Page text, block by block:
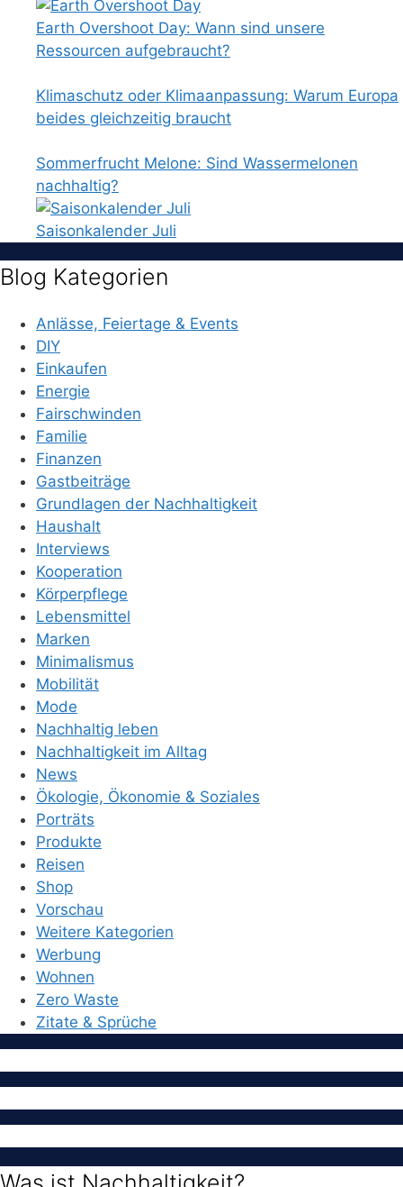
Earth Overshoot Day: Wann sind unsere
Ressourcen aufgebraucht?
Klimaschutz oder Klimaanpassung: Warum Europa
beides gleichzeitig braucht
Sommerfrucht Melone: Sind Wassermelonen
nachhaltig?
Saisonkalender Juli
Blog Kategorien
Anlässe, Feiertage & Events
DIY
Einkaufen
Energie
Fairschwinden
Familie
Finanzen
Gastbeiträge
Grundlagen der Nachhaltigkeit
Haushalt
Interviews
Kooperation
Körperpflege
Lebensmittel
Marken
Minimalismus
Mobilität
Mode
Nachhaltig leben
Nachhaltigkeit im Alltag
News
Ökologie, Ökonomie & Soziales
Porträts
Produkte
Reisen
Shop
Vorschau
Weitere Kategorien
Werbung
Wohnen
Zero Waste
Zitate & Sprüche